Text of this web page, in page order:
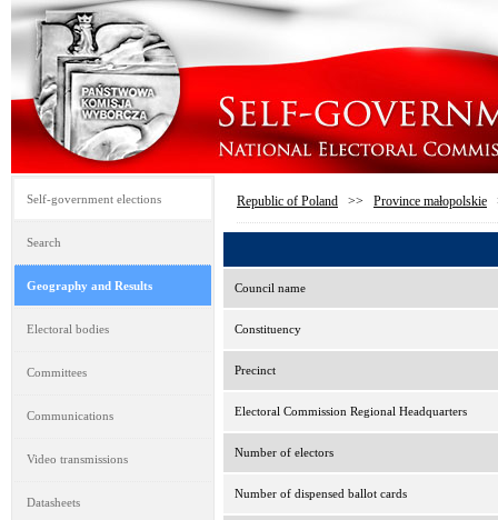
Self-government elections
Search
Geography and Results
Electoral bodies
Committees
Communications
Video transmissions
Datasheets
Republic of Poland >> Province małopolskie
Council name
Constituency
Precinct
Electoral Commission Regional Headquarters
Number of electors
Number of dispensed ballot cards